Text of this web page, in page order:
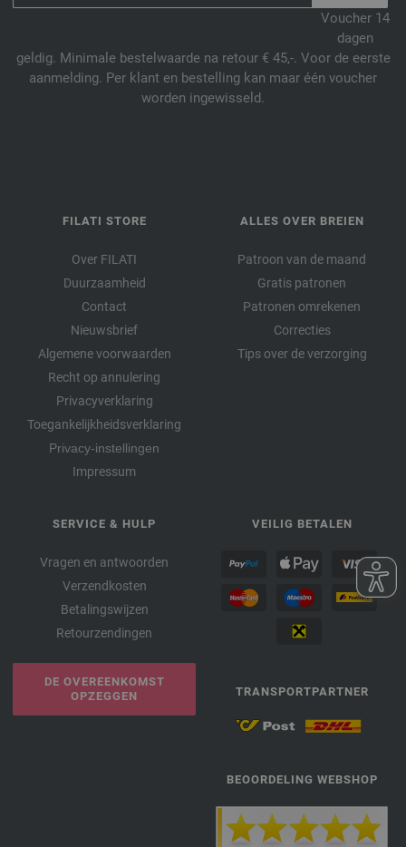
Voucher 14
dagen
geldig. Minimale bestelwaarde na retour € 45,-. Voor de eerste
aanmelding. Per klant en bestelling kan maar één voucher
worden ingewisseld.
FILATI STORE
Over FILATI
Duurzaamheid
Contact
Nieuwsbrief
Algemene voorwaarden
Recht op annulering
Privacyverklaring
Toegankelijkheidsverklaring
Privacy-instellingen
Impressum
ALLES OVER BREIEN
Patroon van de maand
Gratis patronen
Patronen omrekenen
Correcties
Tips over de verzorging
SERVICE & HULP
Vragen en antwoorden
Verzendkosten
Betalingswijzen
Retourzendingen
DE OVEREENKOMST
OPZEGGEN
VEILIG BETALEN
TRANSPORTPARTNER
BEOORDELING WEBSHOP